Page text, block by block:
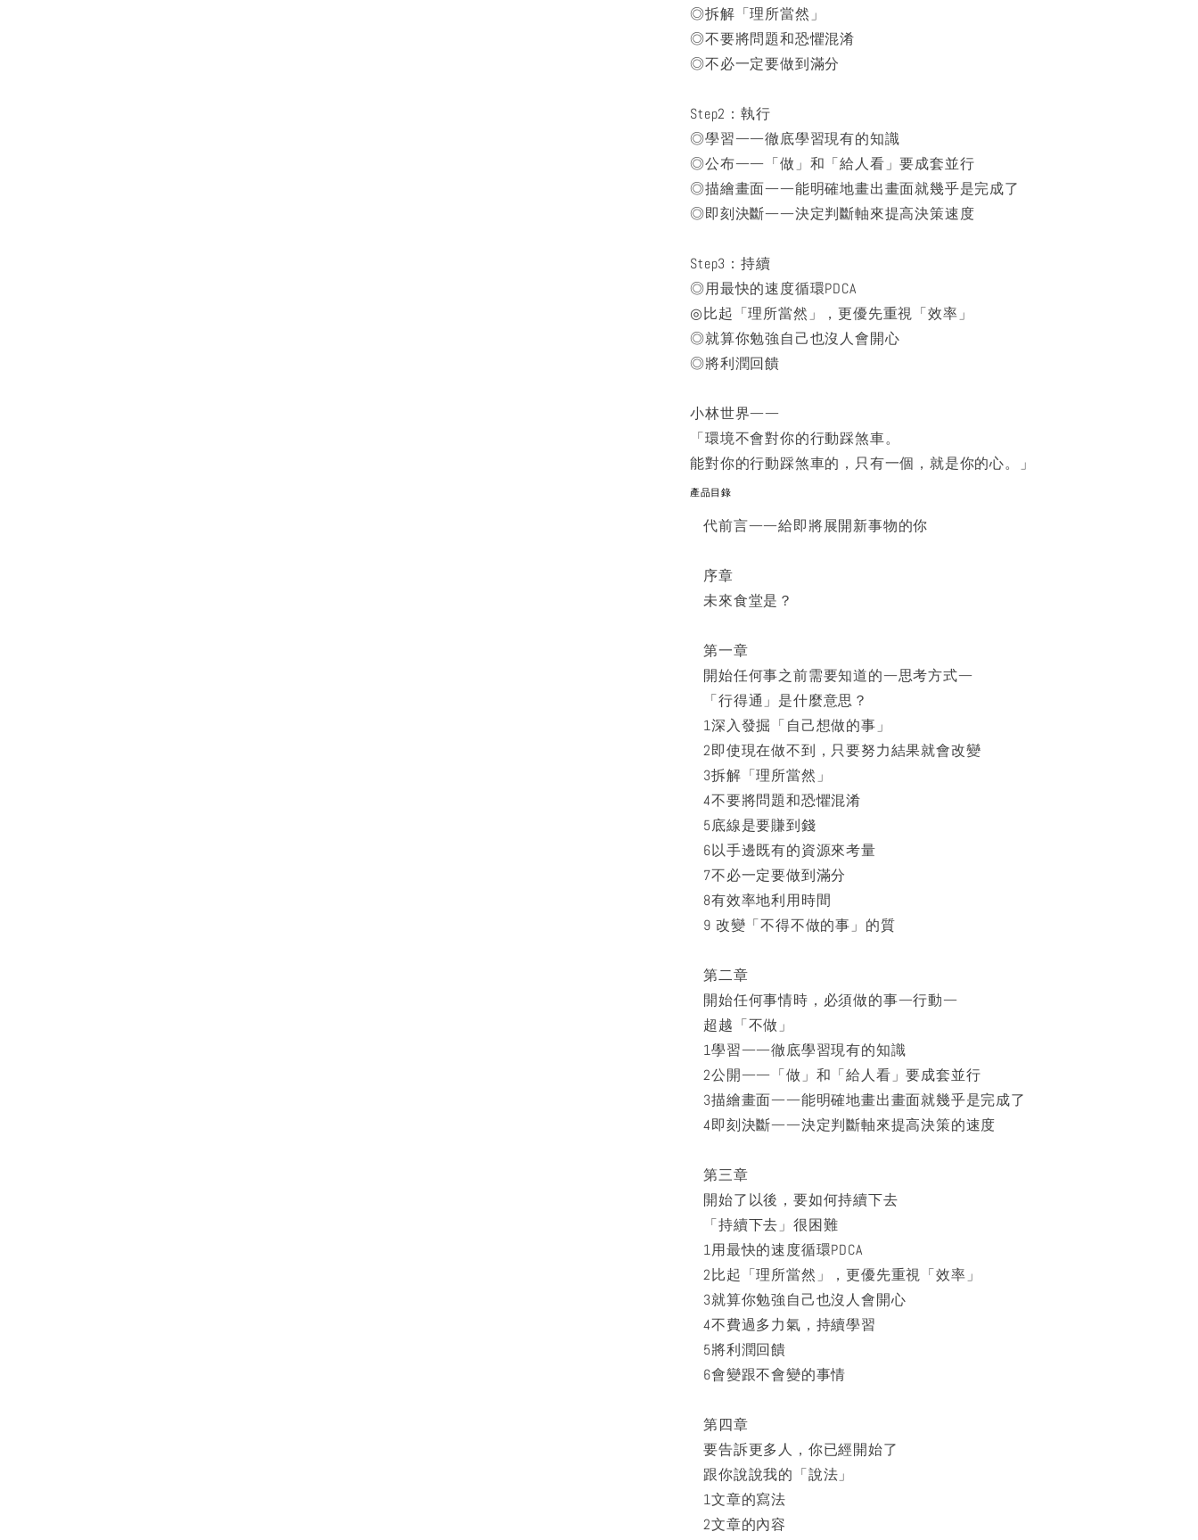
◎拆解「理所當然」
◎不要將問題和恐懼混淆
◎不必一定要做到滿分
Step2：執行
◎學習——徹底學習現有的知識
◎公布——「做」和「給人看」要成套並行
◎描繪畫面——能明確地畫出畫面就幾乎是完成了
◎即刻決斷——決定判斷軸來提高決策速度
Step3：持續
◎用最快的速度循環PDCA
◎比起「理所當然」，更優先重視「效率」
◎就算你勉強自己也沒人會開心
◎將利潤回饋
小林世界——
「環境不會對你的行動踩煞車。
能對你的行動踩煞車的，只有一個，就是你的心。」
產品目錄
代前言——給即將展開新事物的你
序章
未來食堂是？
第一章
開始任何事之前需要知道的—思考方式—
「行得通」是什麼意思？
1深入發掘「自己想做的事」
2即使現在做不到，只要努力結果就會改變
3拆解「理所當然」
4不要將問題和恐懼混淆
5底線是要賺到錢
6以手邊既有的資源來考量
7不必一定要做到滿分
8有效率地利用時間
9 改變「不得不做的事」的質
第二章
開始任何事情時，必須做的事—行動—
超越「不做」
1學習——徹底學習現有的知識
2公開——「做」和「給人看」要成套並行
3描繪畫面——能明確地畫出畫面就幾乎是完成了
4即刻決斷——決定判斷軸來提高決策的速度
第三章
開始了以後，要如何持續下去
「持續下去」很困難
1用最快的速度循環PDCA
2比起「理所當然」，更優先重視「效率」
3就算你勉強自己也沒人會開心
4不費過多力氣，持續學習
5將利潤回饋
6會變跟不會變的事情
第四章
要告訴更多人，你已經開始了
跟你說說我的「說法」
1文章的寫法
2文章的內容